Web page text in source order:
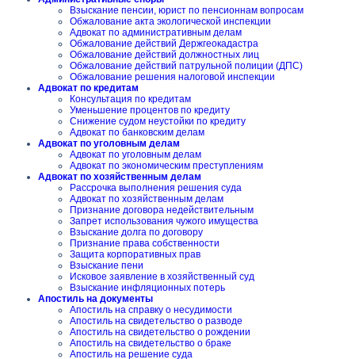
Взыскание пенсии, юрист по пенсионнам вопросам
Обжалование акта экологической инспекции
Адвокат по административным делам
Обжалование действий Держгеокадастра
Обжалование действий должностных лиц
Обжалование действий патрульной полиции (ДПС)
Обжалование решения налоговой инспекции
Адвокат по кредитам
Консультация по кредитам
Уменьшение процентов по кредиту
Снижение судом неустойки по кредиту
Адвокат по банковским делам
Адвокат по уголовным делам
Адвокат по уголовным делам
Адвокат по экономическим преступлениям
Адвокат по хозяйственным делам
Рассрочка выполнения решения суда
Адвокат по хозяйственным делам
Признание договора недействительным
Запрет использования чужого имущества
Взыскание долга по договору
Признание права собственности
Защита корпоративных прав
Взыскание пени
Исковое заявление в хозяйственный суд
Взыскание инфляционных потерь
Апостиль на документы
Апостиль на справку о несудимости
Апостиль на свидетельство о разводе
Апостиль на свидетельство о рождении
Апостиль на свидетельство о браке
Апостиль на решение суда